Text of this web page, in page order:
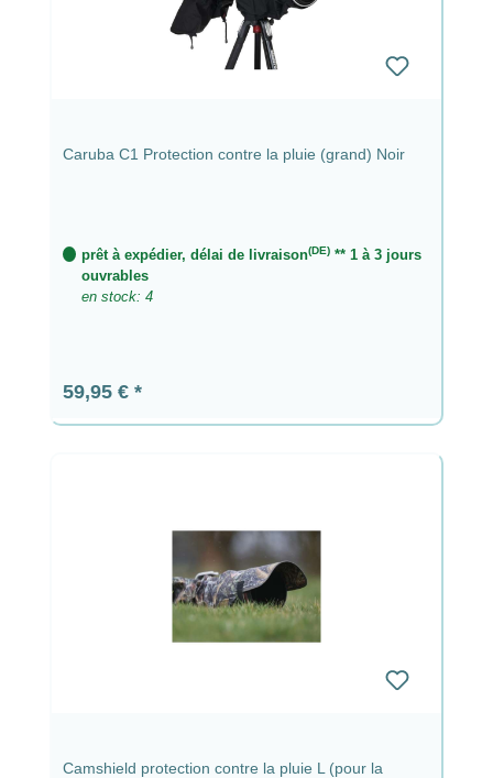
Caruba C1 Protection contre la pluie (grand) Noir
prêt à expédier, délai de livraison(DE)** 1 à 3 jours
ouvrables
en stock: 4
Prix régulier :
59,95 €
Camshield protection contre la pluie L (pour la